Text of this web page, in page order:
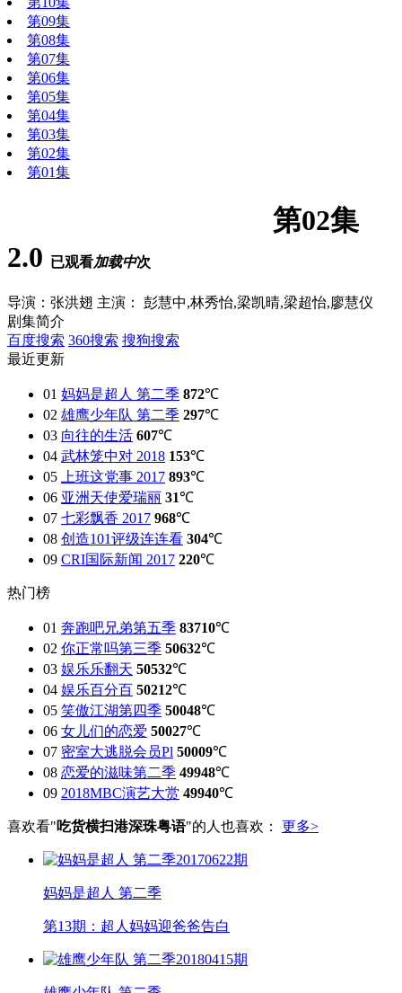
第09集
第08集
第07集
第06集
第05集
第04集
第03集
第02集
第01集
第02集
2.0 已观看加载中次
导演： 张洪翅 主演：
彭慧中,林秀怡,梁凯晴,梁超怡,廖慧仪
剧集简介
百度搜索 360搜索 搜狗搜索
最近更新
01 妈妈是超人 第二季 872℃
02 雄鹰少年队 第二季 297℃
03 向往的生活 607℃
04 武林笼中对 2018 153℃
05
上班这党事 2017 893℃
06 亚洲天使爱瑞丽 31℃
07 七彩飘香 2017 968℃
08 创造101评级连连看 304℃
09 CRI国际新闻 2017 220℃
热门榜
01 奔跑吧兄弟第五季 83710℃
02 你正常吗第三季 50632℃
03 娱乐乐翻天 50532℃
04 娱乐百分百 50212℃
05 笑傲江湖第四季 50048℃
06 女儿们的恋爱 50027℃
07 密室大逃脱会员Pl 50009℃
08 恋爱的滋味第二季 49948℃
09 2018MBC演艺大赏 49940℃
喜欢看"吃货横扫港深珠粤语"的人也喜欢： 更多>
20170622期
妈妈是超人 第二季
第13期：超人妈妈迎爸爸告白
20180415期